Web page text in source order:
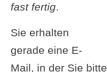
fast fertig.
Sie erhalten
gerade eine E-
Mail, in der Sie